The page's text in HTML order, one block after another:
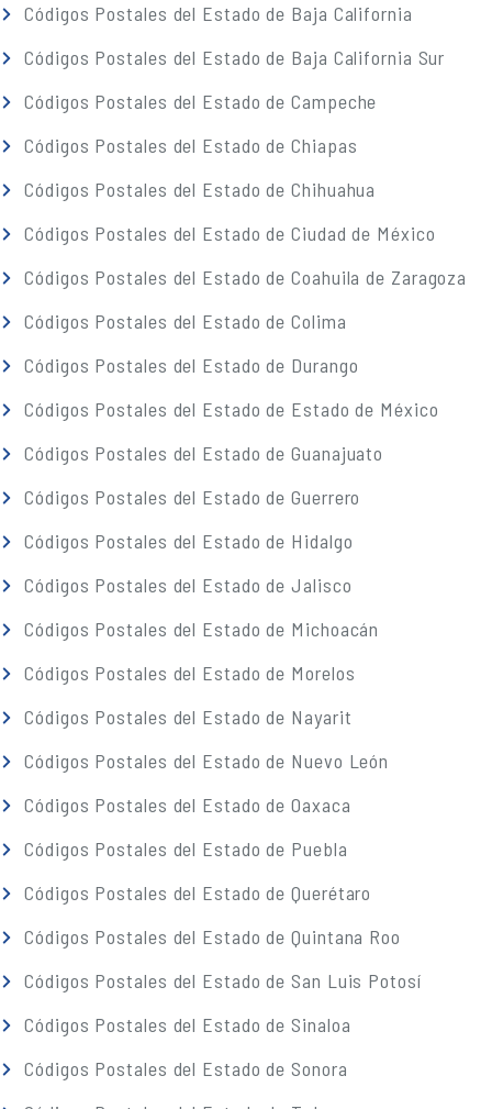
Códigos Postales del Estado de Baja California
Códigos Postales del Estado de Baja California Sur
Códigos Postales del Estado de Campeche
Códigos Postales del Estado de Chiapas
Códigos Postales del Estado de Chihuahua
Códigos Postales del Estado de Ciudad de México
Códigos Postales del Estado de Coahuila de Zaragoza
Códigos Postales del Estado de Colima
Códigos Postales del Estado de Durango
Códigos Postales del Estado de Estado de México
Códigos Postales del Estado de Guanajuato
Códigos Postales del Estado de Guerrero
Códigos Postales del Estado de Hidalgo
Códigos Postales del Estado de Jalisco
Códigos Postales del Estado de Michoacán
Códigos Postales del Estado de Morelos
Códigos Postales del Estado de Nayarit
Códigos Postales del Estado de Nuevo León
Códigos Postales del Estado de Oaxaca
Códigos Postales del Estado de Puebla
Códigos Postales del Estado de Querétaro
Códigos Postales del Estado de Quintana Roo
Códigos Postales del Estado de San Luis Potosí
Códigos Postales del Estado de Sinaloa
Códigos Postales del Estado de Sonora